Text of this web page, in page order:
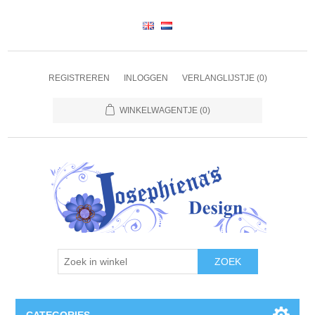
REGISTREREN INLOGGEN VERLANGLIJSTJE (0)
WINKELWAGENTJE (0)
ZOEK